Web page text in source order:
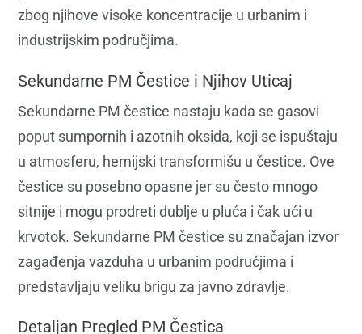
zbog njihove visoke koncentracije u urbanim i
industrijskim područjima.
Sekundarne PM Čestice i Njihov Uticaj
Sekundarne PM čestice nastaju kada se gasovi
poput sumpornih i azotnih oksida, koji se ispuštaju
u atmosferu, hemijski transformišu u čestice. Ove
čestice su posebno opasne jer su često mnogo
sitnije i mogu prodreti dublje u pluća i čak ući u
krvotok. Sekundarne PM čestice su značajan izvor
zagađenja vazduha u urbanim područjima i
predstavljaju veliku brigu za javno zdravlje.
Detaljan Pregled PM Čestica